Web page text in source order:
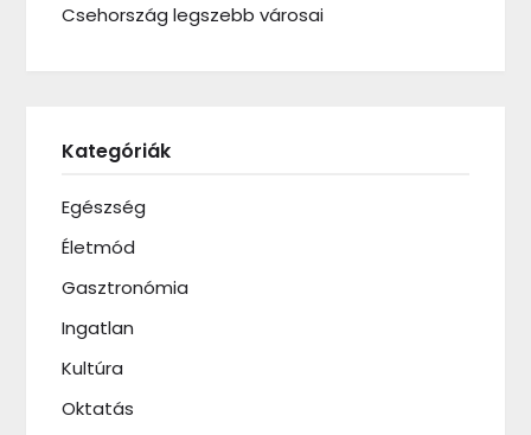
Csehország legszebb városai
Kategóriák
Egészség
Életmód
Gasztronómia
Ingatlan
Kultúra
Oktatás